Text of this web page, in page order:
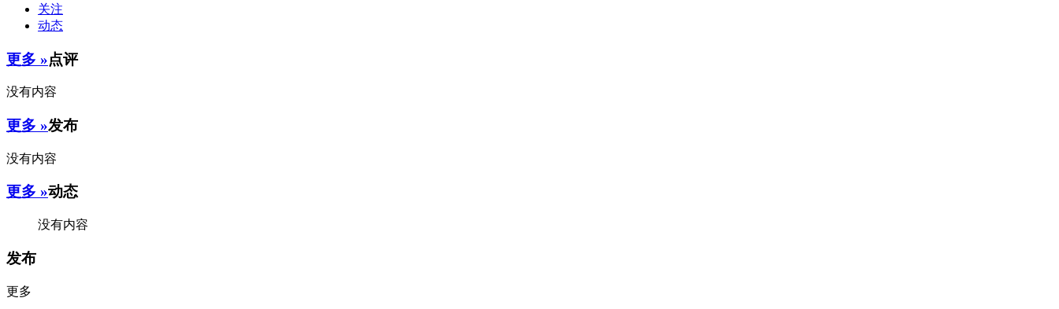
关注
动态
更多 »点评
没有内容
更多 »发布
没有内容
更多 »动态
没有内容
发布
更多